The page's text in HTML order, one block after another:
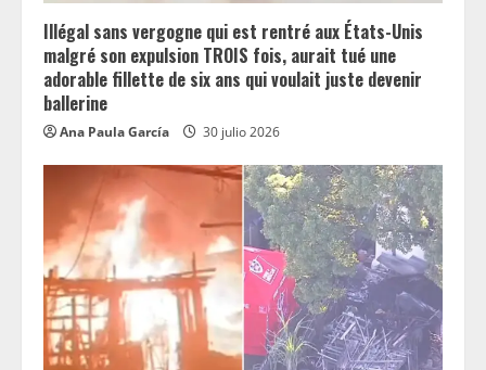
Illégal sans vergogne qui est rentré aux États-Unis
malgré son expulsion TROIS fois, aurait tué une
adorable fillette de six ans qui voulait juste devenir
ballerine
Ana Paula García 30 julio 2026